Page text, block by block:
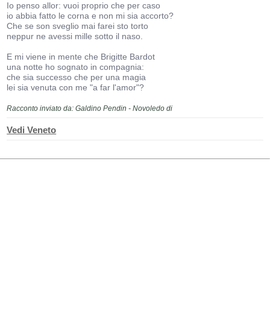
Io penso allor: vuoi proprio che per caso
io abbia fatto le corna e non mi sia accorto?
Che se son sveglio mai farei sto torto
neppur ne avessi mille sotto il naso.
E mi viene in mente che Brigitte Bardot
una notte ho sognato in compagnia:
che sia successo che per una magia
lei sia venuta con me "a far l'amor"?
Racconto inviato da: Galdino Pendin - Novoledo di
Vedi Veneto